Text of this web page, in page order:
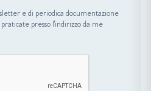
e di periodica documentazione
presso l'indirizzo da me